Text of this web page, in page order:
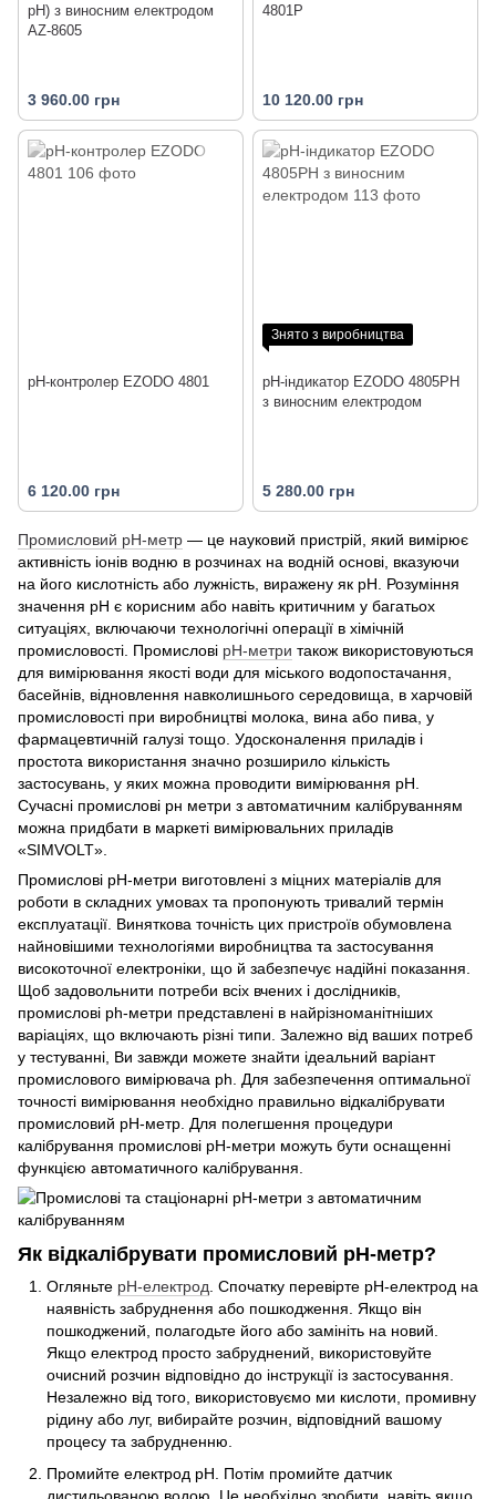
pH) з виносним електродом
AZ-8605
3 960.00 грн
4801P
10 120.00 грн
pН-контролер EZODO 4801
6 120.00 грн
Знято з виробництва
рН-індикатор EZODO 4805PH
з виносним електродом
5 280.00 грн
Промисловий рH-метр — це науковий пристрій, який вимірює
активність іонів водню в розчинах на водній основі, вказуючи
на його кислотність або лужність, виражену як pH. Розуміння
значення pH є корисним або навіть критичним у багатьох
ситуаціях, включаючи технологічні операції в хімічній
промисловості. Промислові рН-метри також використовуються
для вимірювання якості води для міського водопостачання,
басейнів, відновлення навколишнього середовища, в харчовій
промисловості при виробництві молока, вина або пива, у
фармацевтичній галузі тощо. Удосконалення приладів і
простота використання значно розширило кількість
застосувань, у яких можна проводити вимірювання pH.
Сучасні промислові рн метри з автоматичним калібруванням
можна придбати в маркеті вимірювальних приладів
«SIMVOLT».
Промислові рН-метри виготовлені з міцних матеріалів для
роботи в складних умовах та пропонують тривалий термін
експлуатації. Виняткова точність цих пристроїв обумовлена
найновішими технологіями виробництва та застосування
високоточної електроніки, що й забезпечує надійні показання.
Щоб задовольнити потреби всіх вчених і дослідників,
промислові ph-метри представлені в найрізноманітніших
варіаціях, що включають різні типи. Залежно від ваших потреб
у тестуванні, Ви завжди можете знайти ідеальний варіант
промислового вимірювача ph. Для забезпечення оптимальної
точності вимірювання необхідно правильно відкалібрувати
промисловий рН-метр. Для полегшення процедури
калібрування промислові рН-метри можуть бути оснащенні
функцією автоматичного калібрування.
Як відкалібрувати промисловий рН-метр?
Огляньте pH-електрод. Спочатку перевірте pH-електрод на
наявність забруднення або пошкодження. Якщо він
пошкоджений, полагодьте його або замініть на новий.
Якщо електрод просто забруднений, використовуйте
очисний розчин відповідно до інструкції із застосування.
Незалежно від того, використовуємо ми кислоти, промивну
рідину або луг, вибирайте розчин, відповідний вашому
процесу та забрудненню.
Промийте електрод рН. Потім промийте датчик
дистильованою водою. Це необхідно зробити, навіть якщо